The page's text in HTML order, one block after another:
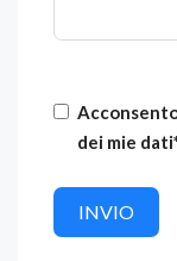
dei mie
INVIO